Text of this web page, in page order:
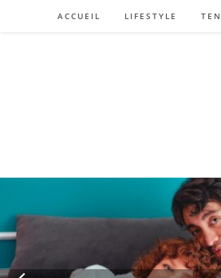
ACCUEIL LIFESTYLE